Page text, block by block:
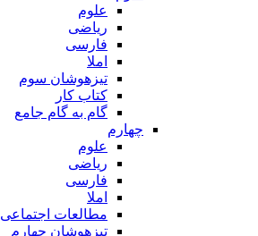
علوم
ریاضی
فارسی
املا
تیزهوشان سوم
کتاب کار
گام به گام جامع
چهارم
علوم
ریاضی
فارسی
املا
مطالعات اجتماعی
تیزهوشان چهارم